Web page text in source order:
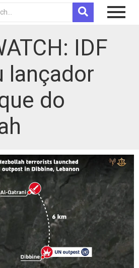
IDF
lançador
do